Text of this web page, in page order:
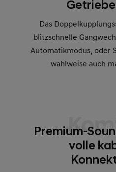
Das
blitzschnelle
Automatikmodus, oder
wahlweise auch
Premium-
volle